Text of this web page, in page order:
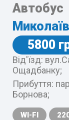
Автобус
Миколаїв
5800
Від'їзд:
Ощадбанку;
Прибуття:
Борнова;
WI-FI